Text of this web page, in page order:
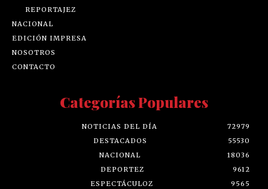
REPORTAJEZ
NACIONAL
EDICIÓN IMPRESA
NOSOTROS
CONTACTO
Categorías Populares
NOTICIAS DEL DÍA
72979
DESTACADOS
55530
NACIONAL
18036
DEPORTEZ
9612
ESPECTÁCULOZ
9565